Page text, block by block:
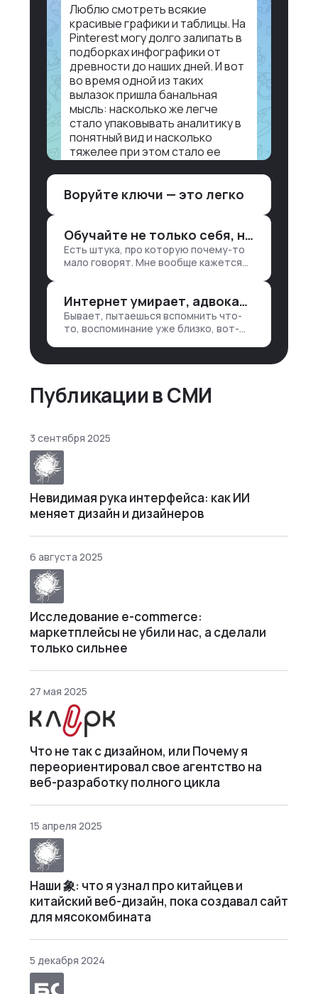
Люблю смотреть всякие
красивые графики и таблицы. На
Pinterest могу долго залипать в
подборках инфографики от
древности до наших дней. И вот
во время одной из таких
вылазок пришла банальная
мысль: насколько же легче
стало упаковывать аналитику в
понятный вид и насколько
тяжелее при этом стало ее
Объясню в разрезе нашей
лет 15 назад, нужно было:
1. Собирать данные в одну базу и
разгребать их оттуда вручную:
проекту — все ручками
Воруйте ключи — это легко
Обучайте не только себя, но и клиентов
Есть штука, про которую почему-то
мало говорят. Мне вообще кажется
стороны. Ты что-то хватаешь у
клиента: е…
Интернет умирает, адвокаты и судьи в растерянности, а я хочу песню
Бывает, пытаешься вспомнить что-
то, воспоминание уже близко, вот-
днями. А то и неделями, если сильно
Публикации в СМИ
3 сентября 2025
Невидимая рука интерфейса: как ИИ
меняет дизайн и дизайнеров
6 августа 2025
Исследование e-commerce:
маркетплейсы не убили нас, а сделали
только сильнее
27 мая 2025
Что не так с дизайном, или Почему я
переориентировал свое агентство на
веб-разработку полного цикла
15 апреля 2025
Наши 象: что я узнал про китайцев и
китайский веб-дизайн, пока создавал сайт
для мясокомбината
5 декабря 2024